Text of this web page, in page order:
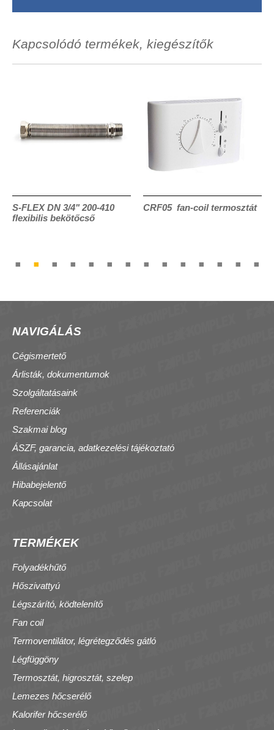
Kapcsolódó termékek, kiegészítők
S-FLEX DN 3/4" 200-410
flexibilis bekötőcső
CRF05 fan-coil termosztát
NAVIGÁLÁS
Cégismertető
Árlisták, dokumentumok
Szolgáltatásaink
Referenciák
Szakmai blog
ÁSZF, garancia, adatkezelési tájékoztató
Állásajánlat
Hibabejelentő
Kapcsolat
TERMÉKEK
Folyadékhűtő
Hőszivattyú
Légszárító, ködtelenítő
Fan coil
Termoventilátor, légrétegződés gátló
Légfüggöny
Termosztát, higrosztát, szelep
Lemezes hőcserélő
Kalorifer hőcserélő